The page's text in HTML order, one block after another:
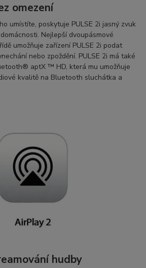
omezení
umístíte, poskytuje PULSE 2i jasný zvuk
Nejlepší dvoupásmové
umožňuje zařízení PULSE 2i podat
nebo zpoždění. PULSE 2i má také
aptX ™ HD, která mu umožňuje
kvalitě na Bluetooth sluchátka a
hudby